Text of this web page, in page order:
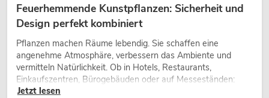
Feuerhemmende Kunstpflanzen: Sicherheit und
Design perfekt kombiniert
Pflanzen machen Räume lebendig. Sie schaffen eine
angenehme Atmosphäre, verbessern das Ambiente und
vermitteln Natürlichkeit. Ob in Hotels, Restaurants,
Einkaufszentren, Bürogebäuden oder auf Messeständen:
eine hochwertige Begrünung gehört heute längst zum
Jetzt lesen